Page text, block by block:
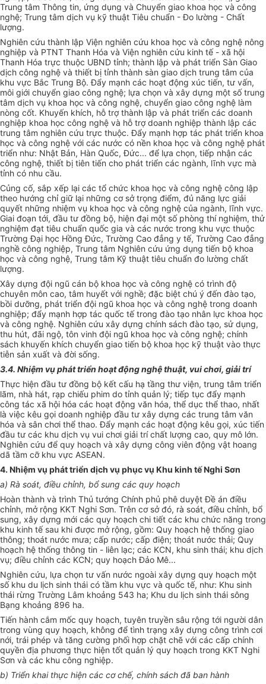
Trung tâm Thông tin, ứng dụng và Chuyển giao khoa học và công
nghệ; Trung tâm dịch vụ kỹ thuật Tiêu chuẩn - Đo lường - Chất
lượng.
Nghiên cứu thành lập Viện nghiên cứu khoa học và công nghệ nông
nghiệp và PTNT Thanh Hóa và Viện nghiên cứu kinh tế - xã hội
Thanh Hóa trực thuộc UBND tỉnh; thành lập và phát triển Sàn Giao
dịch công nghệ và thiết bị tỉnh thành sàn giao dịch trung tâm của
khu vực Bắc Trung Bộ. Đẩy mạnh các hoạt động xúc tiến, tư vấn,
môi giới chuyển giao công nghệ; lựa chọn và xây dựng một số trung
tâm dịch vụ khoa học và công nghệ, chuyển giao công nghệ làm
nòng cốt. Khuyến khích, hỗ trợ thành lập và phát triển các doanh
nghiệp khoa học công nghệ và hỗ trợ doanh nghiệp thành lập các
trung tâm nghiên cứu trực thuộc. Đẩy mạnh hợp tác phát triển khoa
học và công nghệ với các nước có nền khoa học và công nghệ phát
triển như: Nhật Bản, Hàn Quốc, Đức... để lựa chọn, tiếp nhận các
công nghệ, thiết bị tiên tiến cho phát triển các ngành, lĩnh vực mà
tỉnh có nhu cầu.
Củng cố, sắp xếp lại các tổ chức khoa học và công nghệ công lập
theo hướng chỉ giữ lại những cơ sở trọng điểm, đủ năng lực giải
quyết những nhiệm vụ khoa học và công nghệ của ngành, lĩnh vực.
Giai đoạn tới, đầu tư đồng bộ, hiện đại một số phòng thí nghiệm, thử
nghiệm đạt tiêu chuẩn quốc gia và các nước trong khu vực thuộc
Trường Đại học Hồng Đức, Trường Cao đẳng y tế, Trường Cao đẳng
nghề công nghiệp, Trung tâm Nghiên cứu ứng dụng tiến bộ khoa
học và công nghệ, Trung tâm Kỹ thuật tiêu chuẩn đo lường chất
lượng.
Xây dựng đội ngũ cán bộ khoa học và công nghệ có trình độ
chuyên môn cao, tâm huyết với nghề; đặc biệt chú ý đến đào tạo,
bồi dưỡng, phát triển đội ngũ khoa học và công nghệ trong doanh
nghiệp; đẩy mạnh hợp tác quốc tế trong đào tạo nhân lực khoa học
và công nghệ. Nghiên cứu xây dựng chính sách đào tạo, sử dụng,
thu hút, đãi ngộ, tôn vinh đội ngũ khoa học và công nghệ; chính
sách khuyến khích chuyển giao tiến bộ khoa học kỹ thuật vào thực
tiễn sản xuất và đời sống.
3.4. Nhiệm vụ phát triển hoạt động nghệ thuật, vui chơi, giải trí
Thực hiện đầu tư đồng bộ kết cấu hạ tầng thư viện, trung tâm triển
lãm, nhà hát, rạp chiếu phim do tỉnh quản lý; tiếp tục đẩy mạnh
công tác xã hội hóa các hoạt động văn hóa, thể dục thể thao, nhất
là việc kêu gọi doanh nghiệp đầu tư xây dựng các trung tâm văn
hóa và sân chơi thể thao. Đẩy mạnh các hoạt động kêu gọi, xúc tiến
đầu tư các khu dịch vụ vui chơi giải trí chất lượng cao, quy mô lớn.
Nghiên cứu để quy hoạch và xây dựng công viên động vật hoang
dã tầm cỡ khu vực ASEAN.
4. Nhiệm vụ phát triển dịch vụ phục vụ Khu kinh tế Nghi Sơn
a) Rà soát, điều chỉnh, bổ sung các quy hoạch
Hoàn thành và trình Thủ tướng Chính phủ phê duyệt Đề án điều
chỉnh, mở rộng KKT Nghi Sơn. Trên cơ sởđó, rà soát, điều chỉnh, bổ
sung, xây dựng mới các quy hoạch chi tiết các khu chức năng trong
khu kinh tế sau khi được mở rộng, gồm: Quy hoạch hệ thống giao
thông; thoát nước mưa; cấp nước; cấp điện; thoát nước thải; Quy
hoạch hệ thống thông tin - liên lạc; các KCN, khu sinh thái; khu dịch
vụ; điều chỉnh các KCN; quy hoạch Đảo Mê...
Nghiên cứu, lựa chọn tư vấn nước ngoài xây dựng quy hoạch một
số khu du lịch sinh thái có tầm khu vực và quốc tế, như: Khu sinh
thái rừng Trường Lâm khoảng 543 ha; Khu du lịch sinh thái sông
Bạng khoảng 896 ha.
Tiến hành cắm mốc quy hoạch, tuyên truyền sâu rộng tới người dân
trong vùng quy hoạch, không để tình trạng xây dựng công trình cơi
nới, trái phép và tăng cường phối hợp chặt chẽ với các cấp chính
quyền địa phương thực hiện tốt quản lý quy hoạch trong KKT Nghi
Sơn và các khu công nghiệp.
b) Triển khai thực hiện các cơ chế, chính sách đã ban hành